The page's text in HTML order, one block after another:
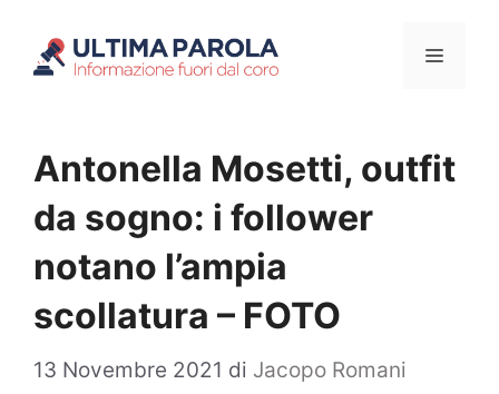
Menu
Antonella Mosetti, outfit
da sogno: i follower
notano l’ampia
scollatura – FOTO
13 Novembre 2021 di Jacopo Romani